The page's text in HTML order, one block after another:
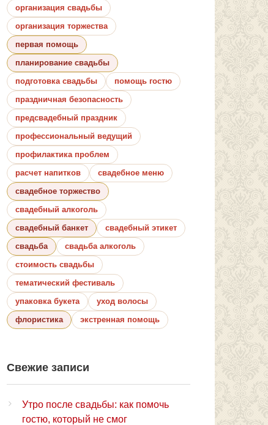
организация свадьбы
организация торжества
первая помощь
планирование свадьбы
подготовка свадьбы
помощь гостю
праздничная безопасность
предсвадебный праздник
профессиональный ведущий
профилактика проблем
расчет напитков
свадебное меню
свадебное торжество
свадебный алкоголь
свадебный банкет
свадебный этикет
свадьба
свадьба алкоголь
стоимость свадьбы
тематический фестиваль
упаковка букета
уход волосы
флористика
экстренная помощь
Свежие записи
Утро после свадьбы: как помочь
гостю, который не смог